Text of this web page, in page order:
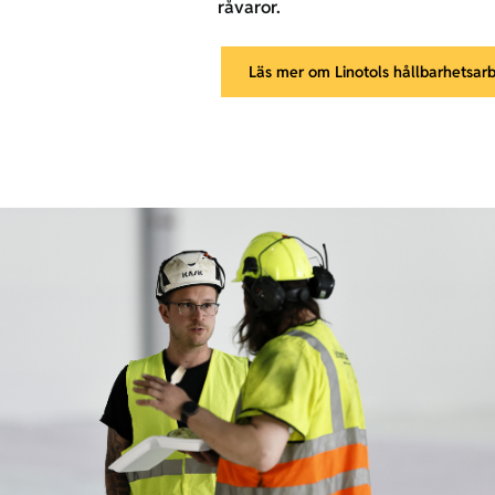
råvaror.
Läs mer om Linotols